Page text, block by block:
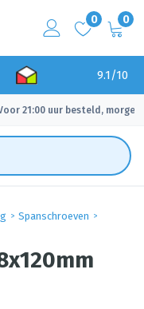
0 0
9.1/10
21:00 uur besteld, morgen
Spanschroeven